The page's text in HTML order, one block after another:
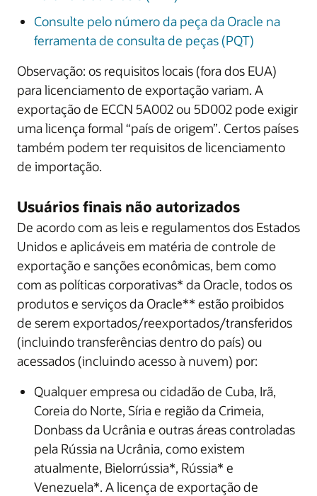
Consulte pelo número da peça da Oracle na
ferramenta de consulta de peças (PQT)
Observação: os requisitos locais (fora dos EUA)
para licenciamento de exportação variam. A
exportação de ECCN 5A002 ou 5D002 pode exigir
uma licença formal “país de origem”. Certos países
também podem ter requisitos de licenciamento
de importação.
Usuários finais não autorizados
De acordo com as leis e regulamentos dos Estados
Unidos e aplicáveis em matéria de controle de
exportação e sanções econômicas, bem como
com as políticas corporativas* da Oracle, todos os
produtos e serviços da Oracle** estão proibidos
de serem exportados/reexportados/transferidos
(incluindo transferências dentro do país) ou
acessados (incluindo acesso à nuvem) por:
Qualquer empresa ou cidadão de Cuba, Irã,
Coreia do Norte, Síria e região da Crimeia,
Donbass da Ucrânia e outras áreas controladas
pela Rússia na Ucrânia, como existem
atualmente, Bielorrússia*, Rússia* e
Venezuela*. A licença de exportação de